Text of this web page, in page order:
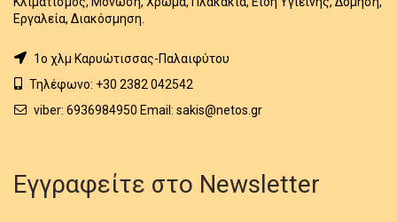
Εργαλεία, Διακόσμηση.
1o χλμ Καρυώτισσας-Παλαιφύτου
Τηλέφωνο: +30 2382 042542
viber: 6936984950 Email: sakis@netos.gr
Εγγραφείτε στο Newsletter